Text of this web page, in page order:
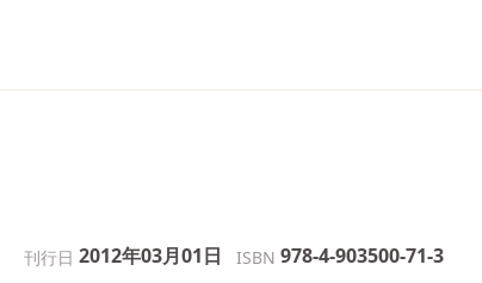
刊行日 2012年03月01日 ISBN 978-4-903500-71-3